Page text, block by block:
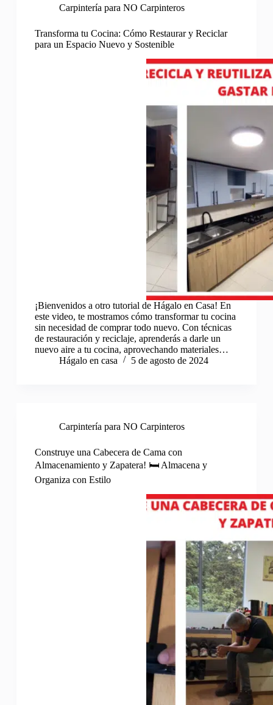
Carpintería para NO Carpinteros
Transforma tu Cocina: Cómo Restaurar y Reciclar
para un Espacio Nuevo y Sostenible
¡Bienvenidos a otro tutorial de Hágalo en Casa! En
este video, te mostramos cómo transformar tu cocina
sin necesidad de comprar todo nuevo. Con técnicas
de restauración y reciclaje, aprenderás a darle un
nuevo aire a tu cocina, aprovechando materiales…
Hágalo en casa
5 de agosto de 2024
Carpintería para NO Carpinteros
Construye una Cabecera de Cama con
Almacenamiento y Zapatera! 🛏️ Almacena y
Organiza con Estilo